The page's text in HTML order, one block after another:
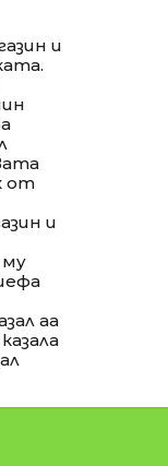
и
от
и
му
аа